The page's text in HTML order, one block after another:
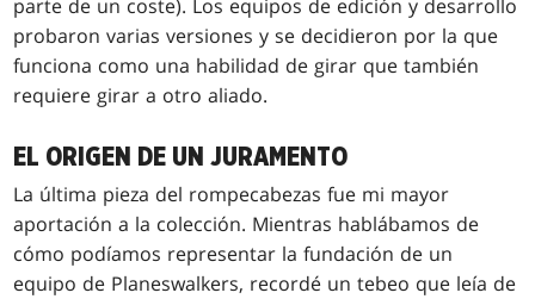
parte de un coste). Los equipos de edición y desarrollo
probaron varias versiones y se decidieron por la que
funciona como una habilidad de girar que también
requiere girar a otro aliado.
EL ORIGEN DE UN JURAMENTO
La última pieza del rompecabezas fue mi mayor
aportación a la colección. Mientras hablábamos de
cómo podíamos representar la fundación de un
equipo de Planeswalkers, recordé un tebeo que leía de